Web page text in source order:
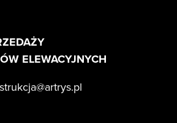
ELEWACYJNYCH